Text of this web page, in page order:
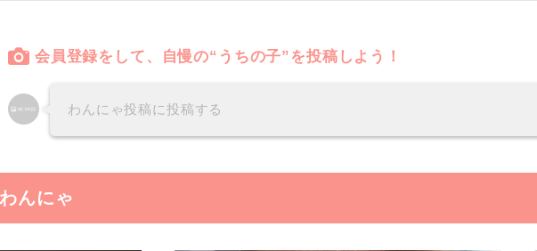
会員登録をして、自慢の“うちの子”を投稿しよう！
わんにゃ投稿に投稿する
んにゃ